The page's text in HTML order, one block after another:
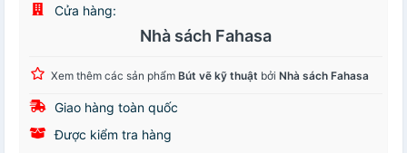
Cửa hàng:
Nhà sách Fahasa
Xem thêm các sản phẩm Bút vẽ kỹ thuật bởi Nhà sách Fahasa
Giao hàng toàn quốc
Được kiểm tra hàng